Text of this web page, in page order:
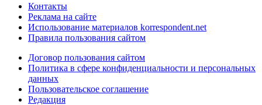
Контакты
Реклама на сайте
Использование материалов korrespondent.net
Правила пользования сайтом
Договор пользования сайтом
Политика в сфере конфиденциальности и персональных
данных
Пользовательское соглашение
Редакция